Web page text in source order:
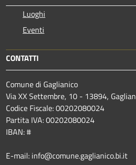
Luoghi
Eventi
CONTATTI
Comune di Gaglianico
Via XX Settembre, 10 - 13894,
Codice Fiscale: 00202080024
Partita IVA: 00202080024
IBAN: #
E-mail: info@comune.gaglianico.bi.it